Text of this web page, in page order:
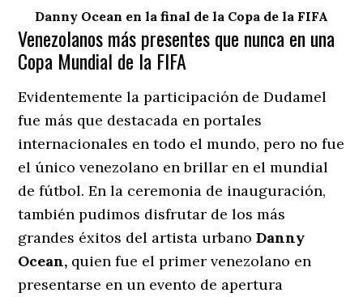
Danny Ocean en la final de la Copa de la FIFA
Venezolanos más presentes que nunca en una
Copa Mundial de la FIFA
Evidentemente la participación de Dudamel
fue más que destacada en portales
internacionales en todo el mundo, pero no fue
el único venezolano en brillar en el mundial
de fútbol. En la ceremonia de inauguración,
también pudimos disfrutar de los más
grandes éxitos del artista urbanoDanny
Ocean, quien fue el primer venezolano en
presentarse en un evento de apertura